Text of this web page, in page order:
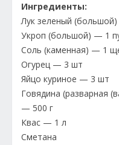
Ингредиенты:
Лук зеленый
Укроп (большой) — 1
Соль (каменная) — 1
Огурец — 3 шт
Яйцо куриное — 3 шт
Говядина (разварная
— 500 г
Квас — 1 л
Сметана